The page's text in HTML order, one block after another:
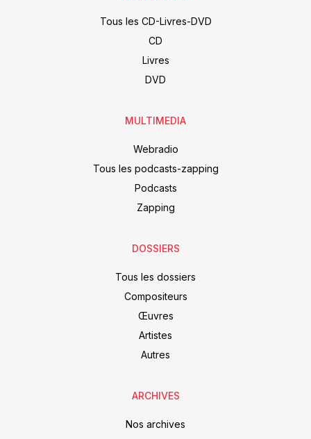
Tous les CD-Livres-DVD
CD
Livres
DVD
MULTIMEDIA
Webradio
Tous les podcasts-zapping
Podcasts
Zapping
DOSSIERS
Tous les dossiers
Compositeurs
Œuvres
Artistes
Autres
ARCHIVES
Nos archives